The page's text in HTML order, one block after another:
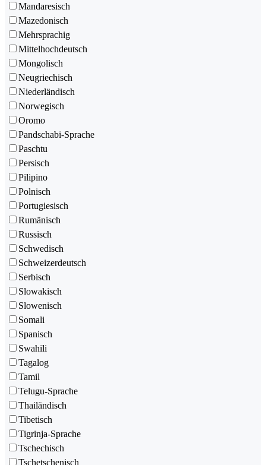
Mandaresisch
Mazedonisch
Mehrsprachig
Mittelhochdeutsch
Mongolisch
Neugriechisch
Niederländisch
Norwegisch
Oromo
Pandschabi-Sprache
Paschtu
Persisch
Pilipino
Polnisch
Portugiesisch
Rumänisch
Russisch
Schwedisch
Schweizerdeutsch
Serbisch
Slowakisch
Slowenisch
Somali
Spanisch
Swahili
Tagalog
Tamil
Telugu-Sprache
Thailändisch
Tibetisch
Tigrinja-Sprache
Tschechisch
Tschetschenisch